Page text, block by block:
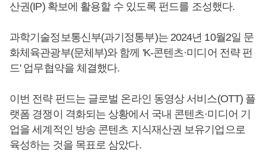
산권(IP) 확보에 활용할 수 있도록 펀드를 조성했다.
과학기술정보통신부(과기정통부)는 2024년 10월2일 문
화체육관광부(문체부)와 함께 'K-콘텐츠·미디어 전략 펀
드' 업무협약을 체결했다.
이번 전략 펀드는 글로벌 온라인 동영상 서비스(OTT) 플
랫폼 경쟁이 격화되는 상황에서 국내 콘텐츠·미디어 기
업을 세계적인 방송 콘텐츠 지식재산권 보유기업으로
육성하는 것을 목표로 삼았다.